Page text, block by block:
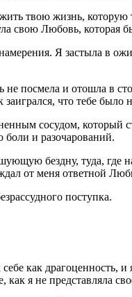
твою жизнь,
свою Любовь,
Я застыла в
не посмела и отошла в
что тебе
сосудом, который
боли и разочарований.
бездну, туда, где
от меня ответной
поступка.
как драгоценность,
я не представляла